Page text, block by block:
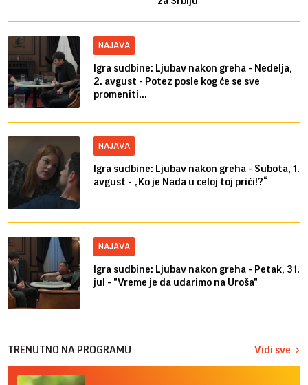
NAJAVA
Igra sudbine: Ljubav nakon greha - Nedelja,
2. avgust - Potez posle kog će se sve
promeniti...
NAJAVA
Igra sudbine: Ljubav nakon greha - Subota, 1.
avgust - „Ko je Nada u celoj toj priči!?“
NAJAVA
Igra sudbine: Ljubav nakon greha - Petak, 31.
jul - "Vreme je da udarimo na Uroša"
TRENUTNO NA PROGRAMU Vidi sve